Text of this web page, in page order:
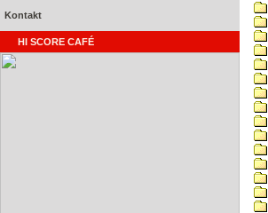
Kontakt
HI SCORE CAFÉ